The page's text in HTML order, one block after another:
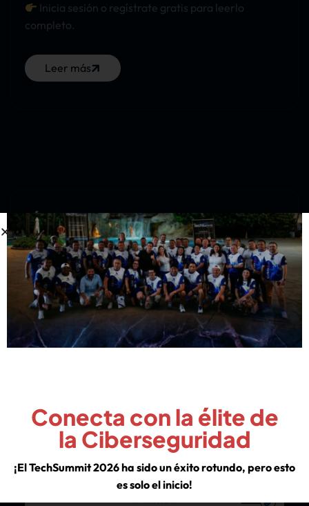
Inicia sesión o regístrate gratis para leerlo
completo.
Leer más
¡Únete Al Grupo!
Conecta con la élite de
la Ciberseguridad
¡El TechSummit 2026 ha sido un éxito rotundo, pero esto
es solo el inicio!